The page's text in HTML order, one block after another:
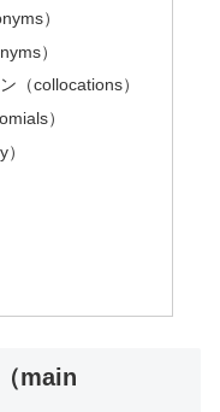
）
）
（collocations）
）
main